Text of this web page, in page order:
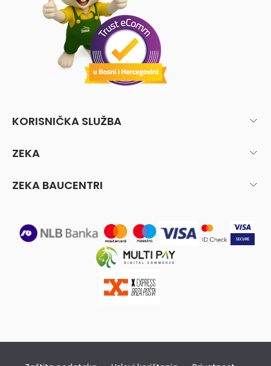
KORISNIČKA SLUŽBA
ZEKA
ZEKA BAUCENTRI